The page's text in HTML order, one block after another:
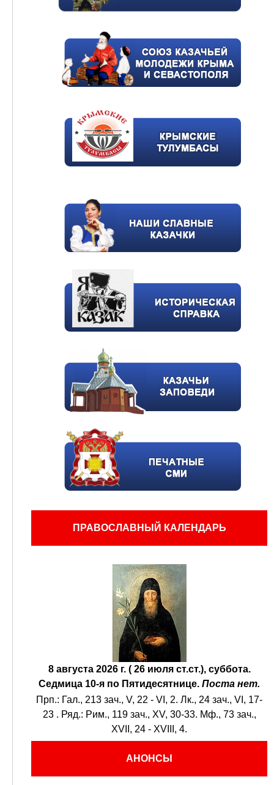
ПРАВОСЛАВНЫЙ КАЛЕНДАРЬ
8 августа 2026 г. ( 26 июля ст.ст.), суббота.
Седмица 10-я по Пятидесятнице. Поста нет.
Прп.: Гал., 213 зач., V, 22 - VI, 2. Лк., 24 зач., VI, 17-
23 . Ряд.: Рим., 119 зач., XV, 30-33. Мф., 73 зач.,
XVII, 24 - XVIII, 4.
АНОНСЫ